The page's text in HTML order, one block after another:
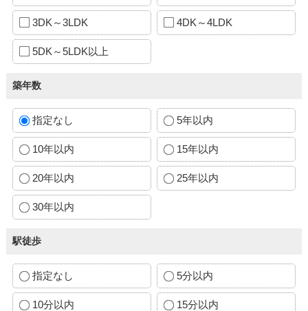
3DK～3LDK 4DK～4LDK
5DK～5LDK以上
築年数
指定なし 5年以内
10年以内 15年以内
20年以内 25年以内
30年以内
駅徒歩
指定なし 5分以内
10分以内 15分以内